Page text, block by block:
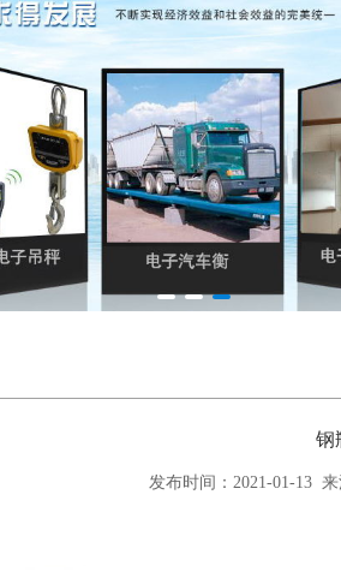
钢
发布时间：2021-01-13